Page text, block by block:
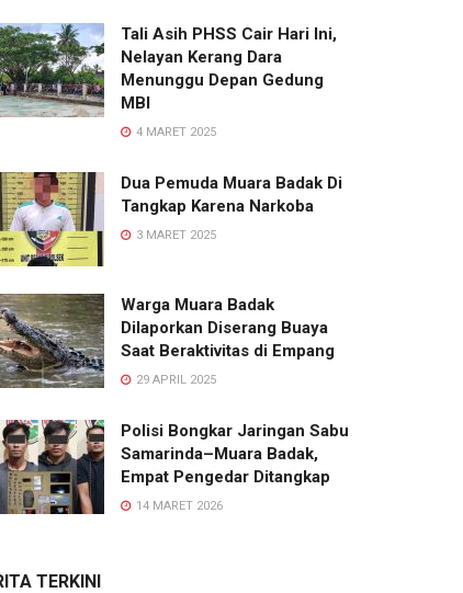
Tali Asih PHSS Cair Hari Ini,
Nelayan Kerang Dara
Menunggu Depan Gedung
MBI
4 MARET 2025
Dua Pemuda Muara Badak Di
Tangkap Karena Narkoba
3 MARET 2025
Warga Muara Badak
Dilaporkan Diserang Buaya
Saat Beraktivitas di Empang
29 APRIL 2025
Polisi Bongkar Jaringan Sabu
Samarinda–Muara Badak,
Empat Pengedar Ditangkap
14 MARET 2026
TERKINI